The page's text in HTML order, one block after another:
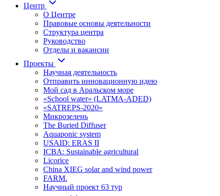
Центр
О Центре
Правовые основы деятельности
Структура центра
Руководство
Отделы и вакансии
Проекты
Научная деятельность
Отправить инновационную идею
Мой сад в Аральском море
«School water» (LATMA-ADED)
«SATREPS-2020»
Микрозелень
The Buried Diffuser
Aquaponic system
USAID: ERAS II
ICBA: Sustainable agricultural
Licorice
China XIEG solar and wind power
FARM.
Научный проект 63 тур